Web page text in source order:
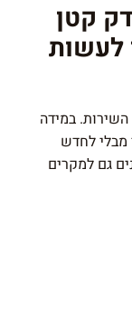
קטן
לעשות
במידה
מבלי לחדש
גם למקרים